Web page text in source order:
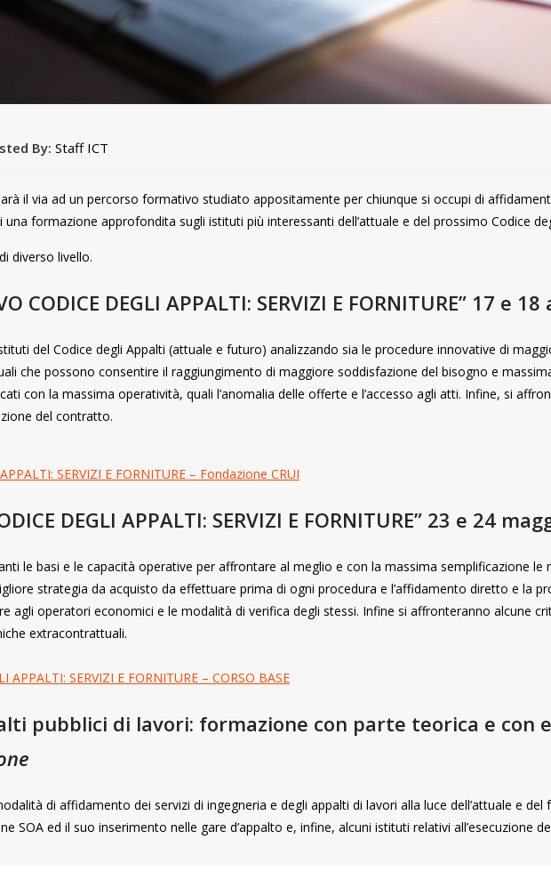
By: Staff ICT
il via ad un percorso formativo studiato appositamente per chiunque si occupi di
formazione approfondita sugli istituti più interessanti dell’attuale e del prossimo Codice
diverso livello.
CODICE DEGLI APPALTI: SERVIZI E FORNITURE” 17 e
del Codice degli Appalti (attuale e futuro) analizzando sia le procedure innovative di
che possono consentire il raggiungimento di maggiore soddisfazione del bisogno e
con la massima operatività, quali l’anomalia delle offerte e l’accesso agli atti. Infine, si
del contratto.
SERVIZI E FORNITURE – Fondazione CRUI
DEGLI APPALTI: SERVIZI E FORNITURE” 23 e 24
le basi e le capacità operative per affrontare al meglio e con la massima semplificazione le
strategia da acquisto da effettuare prima di ogni procedura e l’affidamento diretto e la
agli operatori economici e le modalità di verifica degli stessi. Infine si affronteranno alcune
extracontrattuali.
SERVIZI E FORNITURE – CORSO BASE
pubblici di lavori: formazione con parte teorica e con
di affidamento dei servizi di ingegneria e degli appalti di lavori alla luce dell’attuale e del
SOA ed il suo inserimento nelle gare d’appalto e, infine, alcuni istituti relativi all’esecuzione